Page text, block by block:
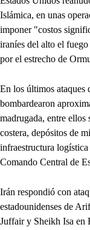
Islámica, en unas
imponer "costos
iraníes del alto el fuego
por el estrecho de
En los últimos ataques
bombardearon
madrugada, entre ellos
costera, depósitos de
infraestructura
Comando Central de
Irán respondió con
estadounidenses de
Juffair y Sheikh Isa en